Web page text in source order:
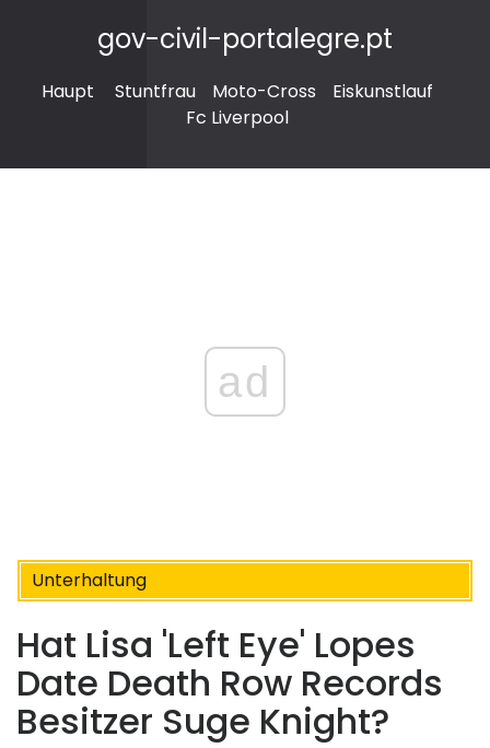
gov-civil-portalegre.pt
Haupt Stuntfrau Moto-Cross
Eiskunstlauf
Fc Liverpool
ad
Unterhaltung
Hat Lisa 'Left Eye' Lopes
Date Death Row Records
Besitzer Suge Knight?